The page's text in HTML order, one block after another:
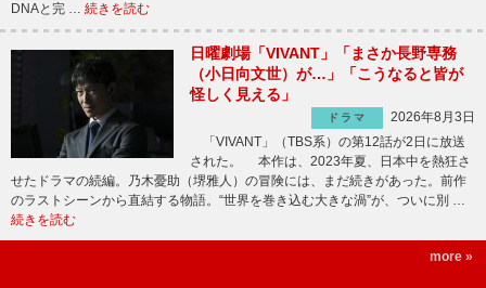
DNAと完 … 続きを読む
日曜劇場「VIVANT」「まさか長野専務
（小日向文世）が…」「こうなると皆が
怪しく見える」
ドラマ
2026年8月3日
「VIVANT」（TBS系）の第12話が2日に放送
された。 本作は、2023年夏、日本中を熱狂さ
せたドラマの続編。乃木憂助（堺雅人）の冒険には、まだ続きがあった。前作
のラストシーンから直結する物語。“世界を巻き込む大きな渦”が、ついに別 …
続きを読む
more »